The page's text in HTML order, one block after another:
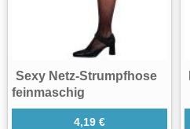
Sexy Netz-Strumpfhose
feinmaschig
4,19 €